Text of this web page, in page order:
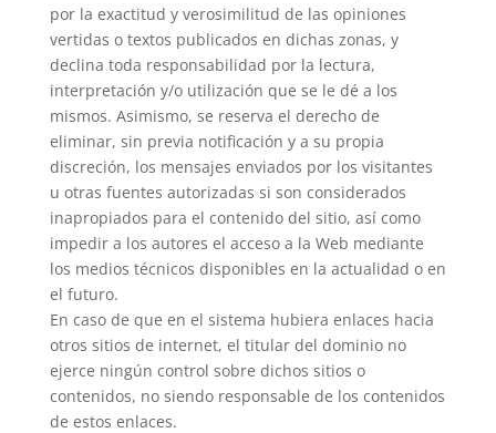
por la exactitud y verosimilitud de las opiniones
vertidas o textos publicados en dichas zonas, y
declina toda responsabilidad por la lectura,
interpretación y/o utilización que se le dé a los
mismos. Asimismo, se reserva el derecho de
eliminar, sin previa notificación y a su propia
discreción, los mensajes enviados por los visitantes
u otras fuentes autorizadas si son considerados
inapropiados para el contenido del sitio, así como
impedir a los autores el acceso a la Web mediante
los medios técnicos disponibles en la actualidad o en
el futuro.
En caso de que en el sistema hubiera enlaces hacia
otros sitios de internet, el titular del dominio no
ejerce ningún control sobre dichos sitios o
contenidos, no siendo responsable de los contenidos
de estos enlaces.